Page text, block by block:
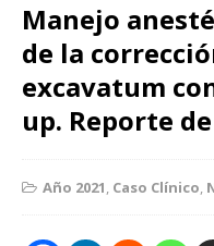
Manejo
de la
excavatum
up. Reporte
Año 2021, Caso Clínico,